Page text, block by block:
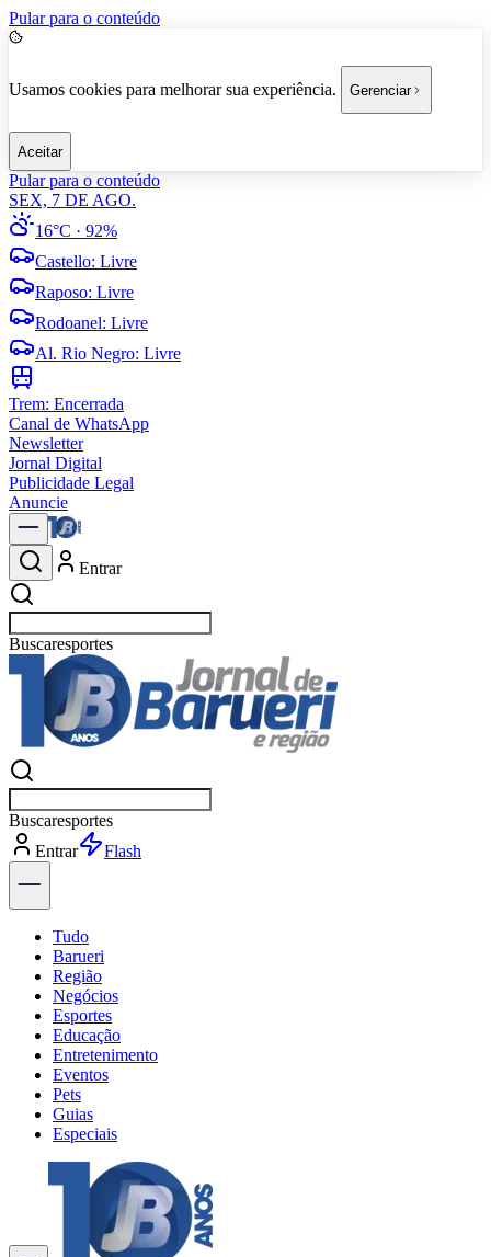
Pular para o conteúdo
Usamos cookies para melhorar sua experiência. Gerenciar
Aceitar
Pular para o conteúdo
SEX, 7 DE AGO.
16°C · 92%
Castello: Livre
Raposo: Livre
Rodoanel: Livre
Al. Rio Negro: Livre
Trem: Encerrada
Canal de WhatsApp
Newsletter
Jornal Digital
Publicidade Legal
Anuncie
Entrar
Buscarpo
Buscarpo
Entrar
Explorar
Tudo
Barueri
Região
Negócios
Esportes
Educação
Entretenimento
Eventos
Pets
Guias
Especiais
Explore Tudo
Últimas Notícias
Previsão do Tempo
Trânsito e Rotas